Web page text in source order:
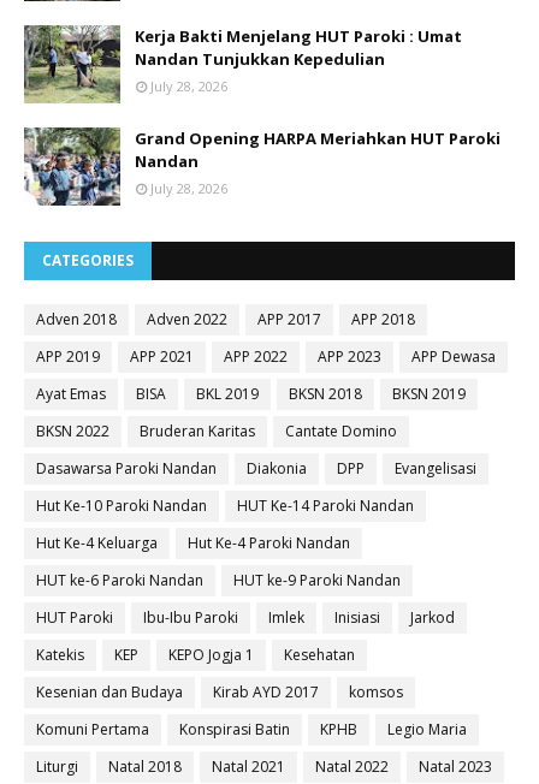
Kerja Bakti Menjelang HUT Paroki : Umat
Nandan Tunjukkan Kepedulian
July 28, 2026
Grand Opening HARPA Meriahkan HUT Paroki
Nandan
July 28, 2026
CATEGORIES
Adven 2018 Adven 2022 APP 2017
APP 2018
APP 2019
APP 2021 APP 2022 APP 2023
APP Dewasa
Ayat Emas
BISA BKL 2019 BKSN 2018
BKSN 2019
BKSN 2022
Bruderan Karitas
Cantate Domino
Dasawarsa Paroki Nandan
Diakonia DPP
Evangelisasi
Hut Ke-10 Paroki Nandan
HUT Ke-14 Paroki Nandan
Hut Ke-4 Keluarga
Hut Ke-4 Paroki Nandan
HUT ke-6 Paroki Nandan
HUT ke-9 Paroki Nandan
HUT Paroki
Ibu-Ibu Paroki Imlek Inisiasi
Jarkod
Katekis
KEP KEPO Jogja 1
Kesehatan
Kesenian dan Budaya
Kirab AYD 2017
komsos
Komuni Pertama
Konspirasi Batin KPHB
Legio Maria
Liturgi
Natal 2018 Natal 2021 Natal 2022
Natal 2023